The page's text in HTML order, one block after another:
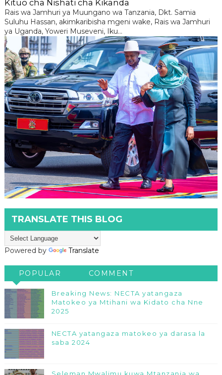
Kituo cha Nishati cha Kikanda
Rais wa Jamhuri ya Muungano wa Tanzania, Dkt. Samia
Suluhu Hassan, akimkaribisha mgeni wake, Rais wa Jamhuri
ya Uganda, Yoweri Museveni, Iku...
TRANSLATE THIS BLOG
Powered by Translate
POPULAR COMMENT
Breaking News: NECTA yatangaza
Matokeo ya Mtihani wa Kidato cha Nne
2025
NECTA yatangaza matokeo ya darasa la
saba 2024
Seleman Mwalimu kuwa Mtanzania wa